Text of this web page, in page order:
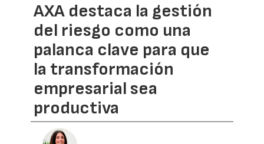
AXA destaca la gestión
del riesgo como una
palanca clave para que
la transformación
empresarial sea
productiva